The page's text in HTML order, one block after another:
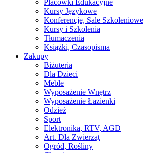
Placówki Edukacyjne
Kursy Językowe
Konferencje, Sale Szkoleniowe
Kursy i Szkolenia
Tłumaczenia
Książki, Czasopisma
Zakupy
Biżuteria
Dla Dzieci
Meble
Wyposażenie Wnętrz
Wyposażenie Łazienki
Odzież
Sport
Elektronika, RTV, AGD
Art. Dla Zwierząt
Ogród, Rośliny